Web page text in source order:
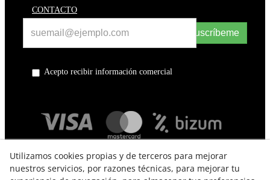
CONTACTO
Suscríbeme
Acepto recibir información comercial
Utilizamos cookies propias y de terceros para mejorar
nuestros servicios, por razones técnicas, para mejorar tu